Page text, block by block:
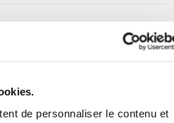
de personnaliser le contenu et